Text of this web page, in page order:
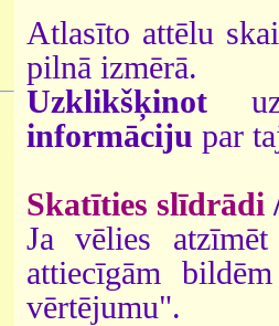
Atlasīto attēlu
pilnā izmērā.
Uzklikšķinot
informāciju par
Skatīties slīdrādi
Ja vēlies
attiecīgām
vērtējumu".